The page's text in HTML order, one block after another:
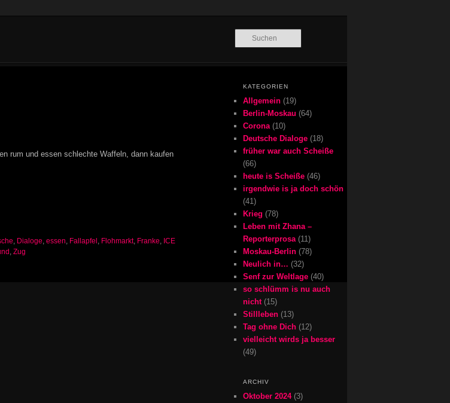
rum und essen schlechte Waffeln, dann kaufen
, Dialoge, essen, Fallapfel , Flohmarkt, Franke, ICE
, Zug
KATEGORIEN
Allgemein (19)
Berlin-Moskau (64)
Corona(10)
Deutsche Dialoge (18)
früher war auch Scheiße
(66)
heute is Scheiße (46)
irgendwie is ja doch schön
(41)
Krieg (78)
Leben mit Zhana –
Reporterprosa(11)
Moskau-Berlin (78)
Neulich in… (32)
Senf zur Weltlage (40)
so schlümm is nu auch
nicht(15)
Stillleben (13)
Tag ohne Dich (12)
vielleicht wirds ja besser
(49)
ARCHIV
Oktober 2024(3)